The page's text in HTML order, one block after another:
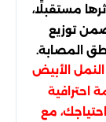
مستقبلًا،
توزيع
المصابة.
الأبيض
احترافية
مع